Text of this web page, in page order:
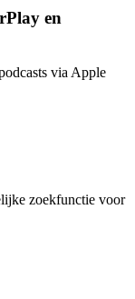
en
via Apple
zoekfunctie voor